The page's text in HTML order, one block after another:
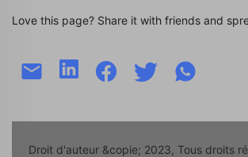
Love this page? Share it with friends and
Droit d'auteur &copie; 2023, Tous droits